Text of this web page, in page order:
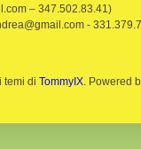
– 347.502.83.41)
-
temi di TommyIX. Powered